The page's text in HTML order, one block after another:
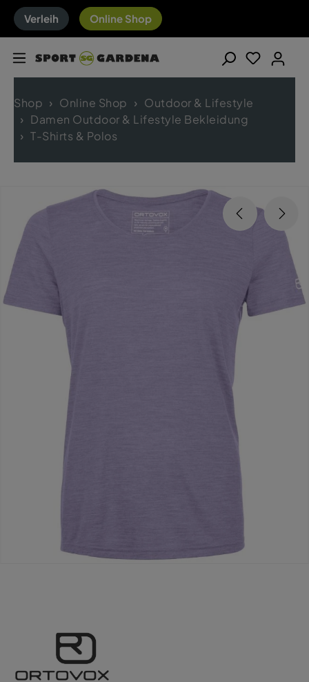
Verleih Online Shop
Shop Online Shop
Outdoor & Lifestyle
Damen Outdoor & Lifestyle Bekleidung
T-Shirts & Polos